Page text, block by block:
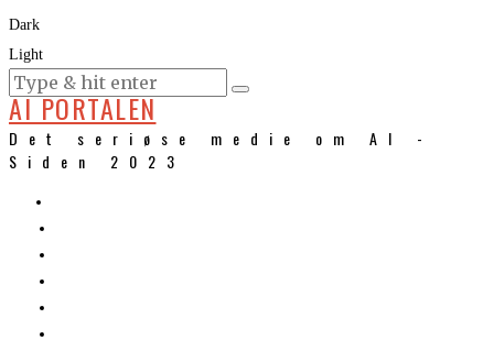
Dark
Light
KURSER
AI PORTALEN
Det seriøse medie om AI -
Siden 2023